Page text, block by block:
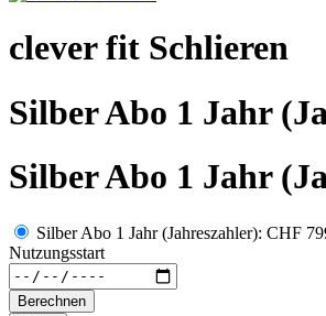
clever fit Schlieren
Silber Abo 1 Jahr
Silber Abo 1 Jahr
Silber Abo 1 Jahr (Jahreszahler): CHF
Nutzungsstart
Berechnen